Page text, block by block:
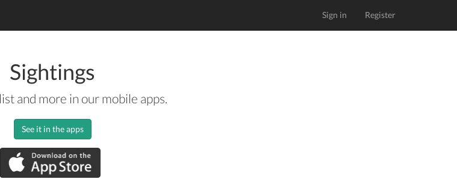
Sign in Register
Sightings
and more in our mobile apps.
See it in the apps